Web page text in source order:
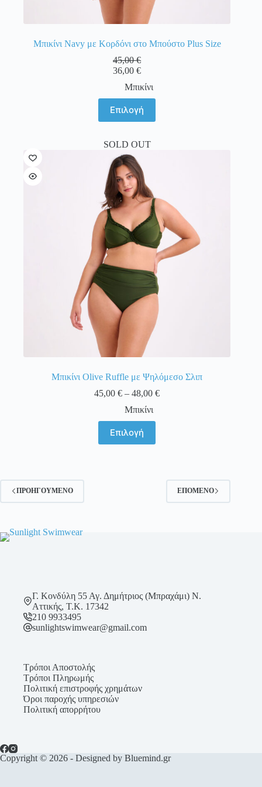
Μπικίνι Navy με Κορδόνι στο Μπούστο Plus Size
45,00€
36,00€
Μπικίνι
Επιλογή
το
προϊόν
πολλαπλές
παραλλαγές.
Οι
επιλογές
μπορούν
να
επιλεγούν
στη
σελίδα
του
προϊόντος
SOLD OUT
Μπικίνι Olive Ruffle με Ψηλόμεσο Σλιπ
45,00€ – 48,00€Price
Μπικίνι
Επιλογή
το
προϊόν
παραλλαγές.
ΠΡΟΗΓΟΎΜΕΝΟ ΕΠΌΜΕΝΟ
Γ. Κονδύλη 55 Αγ. Δημήτριος (Μπραχάμι) Ν.
Αττικής, Τ.Κ. 17342
210 9933495
sunlightswimwear@gmail.com
Τρόποι Αποστολής
Τρόποι Πληρωμής
Πολιτική επιστροφής χρημάτων
Όροι παροχής υπηρεσιών
Πολιτική απορρήτου
Copyright © 2026 - Designed by Bluemind.gr